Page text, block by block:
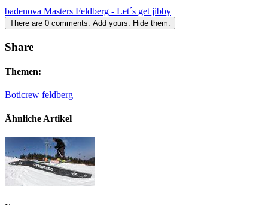
badenova Masters Feldberg - Let´s get jibby
There are 0 comments. Add yours. Hide them.
Share
Themen:
Boticrew feldberg
Ähnliche Artikel